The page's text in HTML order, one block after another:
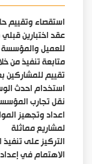
استقصاء وتقييم
عقد اختبارين
للعميل
متابعة تنفيذ من
تقييم للمشاركين
استخدام احدث
نقل تجارب
اعداد وتجهيز
لمشاريع مماثلة
التركيز على
الاهتمام في